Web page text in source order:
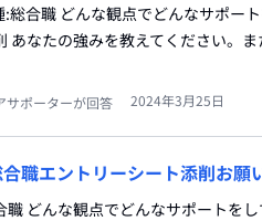
総合職 どんな観点でどんなサポー
あなたの強みを教えてください。
サポーターが回答 2024年3月25日
職エントリーシート添削お願
職 どんな観点でどんなサポートを